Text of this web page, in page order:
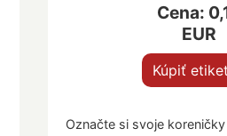
Cena:
EUR
Kúpiť
Označte si svoje